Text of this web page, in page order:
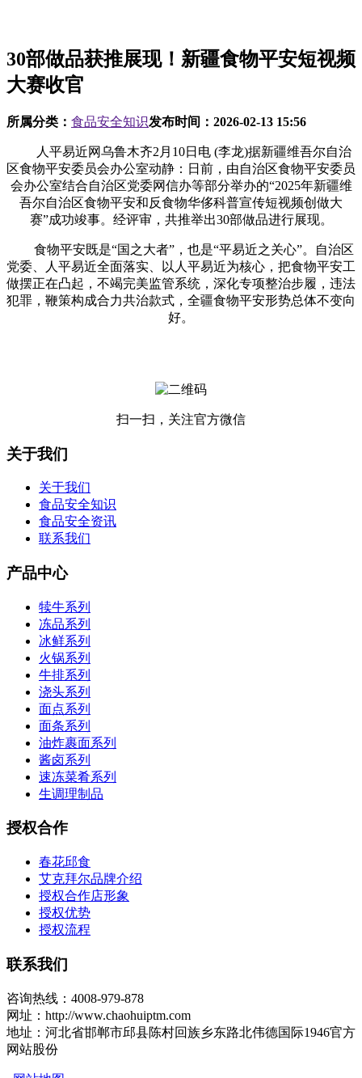
30部做品获推展现！新疆食物平安短视频
大赛收官
所属分类： 食品安全知识发布时间： 2026-02-13 15:56
人平易近网乌鲁木齐2月10日电 (李龙)据新疆维吾尔自治
区食物平安委员会办公室动静：日前，由自治区食物平安委员
会办公室结合自治区党委网信办等部分举办的“2025年新疆维
吾尔自治区食物平安和反食物华侈科普宣传短视频创做大
赛”成功竣事。经评审，共推举出30部做品进行展现。
食物平安既是“国之大者”，也是“平易近之关心”。自治区
党委、人平易近全面落实、以人平易近为核心，把食物平安工
做摆正在凸起，不竭完美监管系统，深化专项整治步履，违法
犯罪，鞭策构成合力共治款式，全疆食物平安形势总体不变向
好。
扫一扫，关注官方微信
关于我们
关于我们
食品安全知识
食品安全资讯
联系我们
产品中心
犊牛系列
冻品系列
冰鲜系列
火锅系列
牛排系列
浇头系列
面点系列
面条系列
油炸裹面系列
酱卤系列
速冻菜肴系列
生调理制品
授权合作
春花邱食
艾克拜尔品牌介绍
授权合作店形象
授权优势
授权流程
联系我们
咨询热线：4008-979-878
网址：http://www.chaohuiptm.com
地址：河北省邯郸市邱县陈村回族乡东路北伟德国际1946官方
网站股份